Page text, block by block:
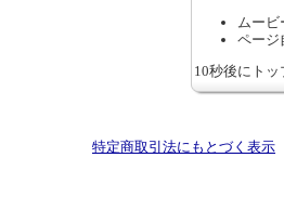
ムービ
ページ
10秒後にト
特定商取引法にもとづく表示